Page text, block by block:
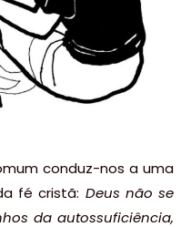
conduz-nos a uma
fé cristã: Deus não se
da autossuficiência,